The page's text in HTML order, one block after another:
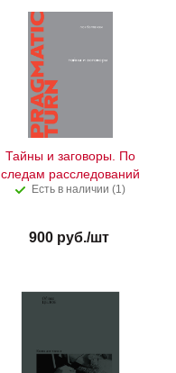
Тайны и заговоры. По
следам расследований
Есть в наличии (1)
900руб./шт